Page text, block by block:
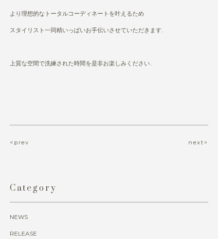
より理想的なトータルコーディネートを叶えるため
スタイリスト一同精いっぱいお手伝いさせていただきます.
上質な空間で洗練された時間を是非お楽しみください.
<prev next>
Category
NEWS
RELEASE